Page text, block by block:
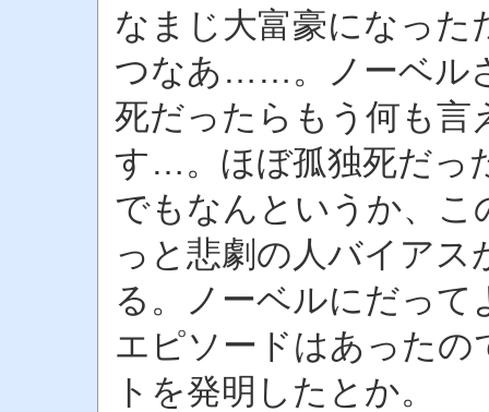
なまじ大富豪になった
つなあ……。ノーベル
死だったらもう何も言
す…。ほぼ孤独死だっ
でもなんというか、こ
っと悲劇の人バイア
る。ノーベルにだっ
エピソードはあった
トを発明したとか。